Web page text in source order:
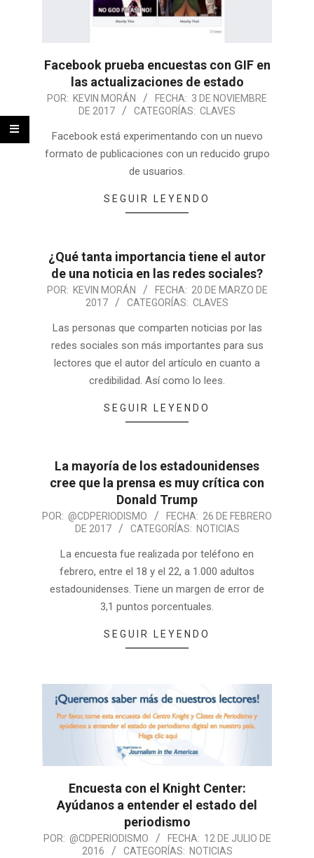
Facebook prueba encuestas con GIF en
las actualizaciones de estado
POR: KEVIN MORÁN FECHA: 3 DE NOVIEMBRE
DE 2017
CATEGORÍAS: CLAVES
Facebook está experimentando con un nuevo
formato de publicaciones con un reducido grupo
de usuarios.
SEGUIR LEYENDO
¿Qué tanta importancia tiene el autor
de una noticia en las redes sociales?
POR: KEVIN MORÁN FECHA: 20 DE MARZO DE
2017
CATEGORÍAS: CLAVES
Las personas que comparten noticias por las
redes sociales son más importantes para sus
lectores que el autor del artículo en cuanto a
credibilidad. Así como lo lees.
SEGUIR LEYENDO
La mayoría de los estadounidenses
cree que la prensa es muy crítica con
Donald Trump
POR: @CDPERIODISMO FECHA: 26 DE FEBRERO
DE 2017
CATEGORÍAS: NOTICIAS
La encuesta fue realizada por teléfono en
febrero, entre el 18 y el 22, a 1.000 adultos
estadounidenses. Tiene un margen de error de
3,1 puntos porcentuales.
SEGUIR LEYENDO
Encuesta con el Knight Center:
Ayúdanos a entender el estado del
periodismo
POR: @CDPERIODISMO FECHA: 12 DE JULIO DE
2016
CATEGORÍAS: NOTICIAS